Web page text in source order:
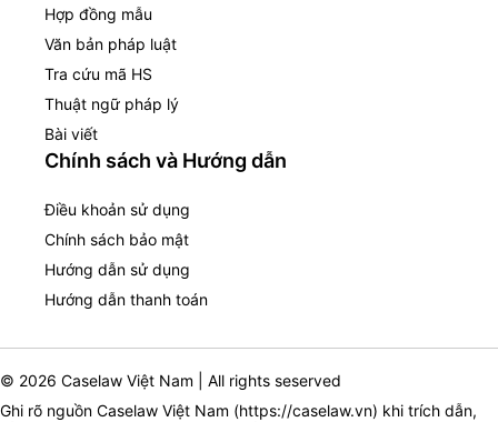
Hợp đồng mẫu
Văn bản pháp luật
Tra cứu mã HS
Thuật ngữ pháp lý
Bài viết
Chính sách và Hướng dẫn
Điều khoản sử dụng
Chính sách bảo mật
Hướng dẫn sử dụng
Hướng dẫn thanh toán
© 2026 Caselaw Việt Nam | All rights seserved
Ghi rõ nguồn Caselaw Việt Nam (https://caselaw.vn) khi trích dẫn,